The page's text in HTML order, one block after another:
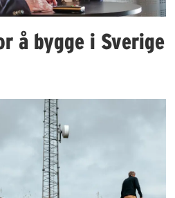
å bygge i Sverige